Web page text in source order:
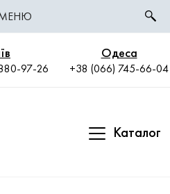
97-26
Одеса
+38 (066) 745-66-04
Каталог